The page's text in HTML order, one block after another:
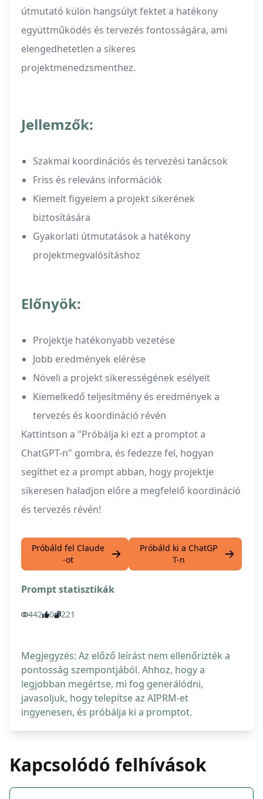
útmutató külön hangsúlyt fektet a hatékony
együttműködés és tervezés fontosságára, ami
elengedhetetlen a sikeres
projektmenedzsmenthez.
Jellemzők:
Szakmai koordinációs és tervezési tanácsok
Friss és releváns információk
Kiemelt figyelem a projekt sikerének
biztosítására
Gyakorlati útmutatások a hatékony
projektmegvalósításhoz
Előnyök:
Projektje hatékonyabb vezetése
Jobb eredmények elérése
Növeli a projekt sikerességének esélyeit
Kiemelkedő teljesítmény és eredmények a
tervezés és koordináció révén
Kattintson a "Próbálja ki ezt a promptot a
ChatGPT-n" gombra, és fedezze fel, hogyan
segíthet ez a prompt abban, hogy projektje
sikeresen haladjon előre a megfelelő koordináció
és tervezés révén!
Próbáld fel Claude
-ot
Próbáld ki a ChatGP
T-n
Prompt statisztikák
442 0 221
Megjegyzés: Az előző leírást nem ellenőrizték a
pontosság szempontjából. Ahhoz, hogy a
legjobban megértse, mi fog generálódni,
javasoljuk, hogy telepítse az AIPRM-et
ingyenesen, és próbálja ki a promptot.
Kapcsolódó felhívások